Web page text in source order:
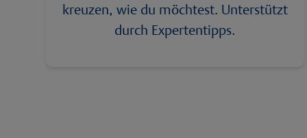
kreuzen, wie du möchtest. Unterstützt
durch Expertentipps.